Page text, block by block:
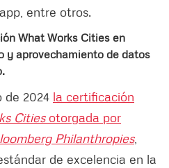
entre otros.
What Works Cities en
y aprovechamiento de datos
de 2024 la certificación
Cities otorgada por
Philanthropies,
de excelencia en la